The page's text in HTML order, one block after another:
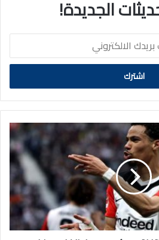
الجديدة!